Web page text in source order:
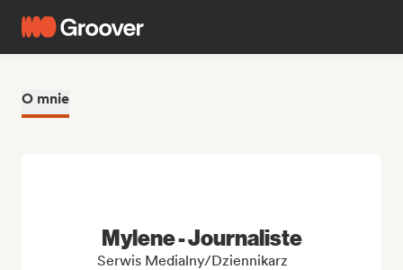
O mnie
Mylene - Journaliste
Serwis Medialny/Dziennikarz